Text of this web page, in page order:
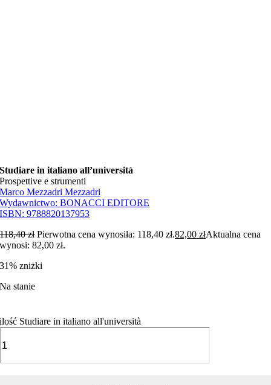
Studiare in italiano all’università
Prospettive e strumenti
Marco Mezzadri Mezzadri
Wydawnictwo:BONACCI EDITORE
ISBN:9788820137953
118,40zł Pierwotna cena wynosiła: 118,40 zł.82,00złAktualna cena
wynosi: 82,00 zł.
31% zniżki
Na stanie
ilość Studiare in italiano all'università